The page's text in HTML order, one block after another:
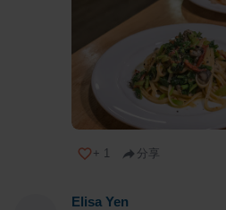
+ 1 分享
Elisa Yen